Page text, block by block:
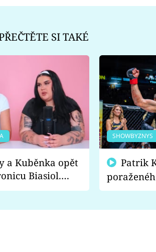
SI TAKÉ
a Kuběnka opět
Biasiol.
nich falešná a
SHOWBYZNYS
fanoušci